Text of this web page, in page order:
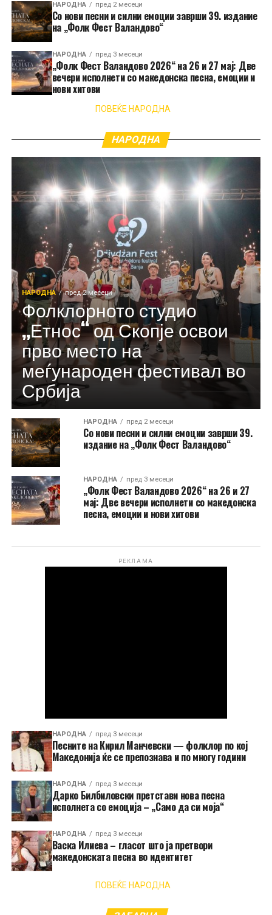
НАРОДНА пред 2 месеци
Со нови песни и силни емоции заврши 39. издание
на „Фолк Фест Валандово“
НАРОДНА пред 3 месеци
„Фолк Фест Валандово 2026“ на 26 и 27 мај: Две
вечери исполнети со македонска песна, емоции и
нови хитови
ПОВЕЌЕ НАРОДНА
НАРОДНА
НАРОДНА пред 2 месеци
Фолклорното студио
„Етнос“ од Скопје освои
прво место на
меѓународен фестивал во
Србија
НАРОДНА пред 2 месеци
Со нови песни и силни емоции заврши 39.
издание на „Фолк Фест Валандово“
НАРОДНА пред 3 месеци
„Фолк Фест Валандово 2026“ на 26 и 27
мај: Две вечери исполнети со македонска
песна, емоции и нови хитови
РЕКЛАМА
НАРОДНА пред 3 месеци
Песните на Кирил Манчевски — фолклор по кој
Македонија ќе се препознава и по многу години
НАРОДНА пред 3 месеци
Дарко Билбиловски претстави нова песна
исполнета со емоција – „Само да си моја“
НАРОДНА пред 3 месеци
Васка Илиева – гласот што ја претвори
македонската песна во идентитет
ПОВЕЌЕ НАРОДНА